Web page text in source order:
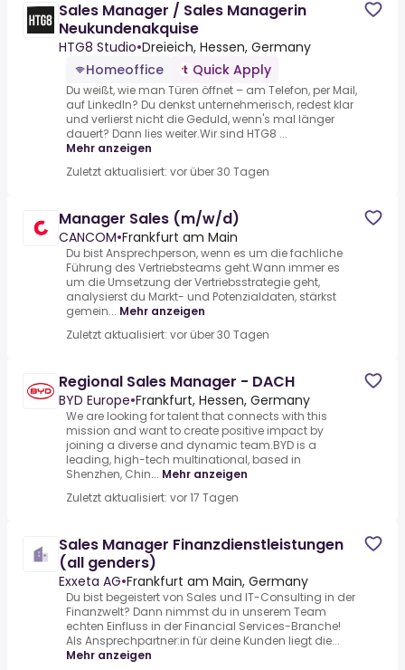
Sales Manager / Sales Managerin
Neukundenakquise
HTG8 Studio•Dreieich, Hessen, Germany
Homeoffice
Quick Apply
Du weißt, wie man Türen öffnet – am Telefon, per Mail,
auf LinkedIn? Du denkst unternehmerisch, redest klar
und verlierst nicht die Geduld, wenn's mal länger
dauert? Dann lies weiter.Wir sind HTG8 ...
Mehr anzeigen
Zuletzt aktualisiert: vor über 30 Tagen
Manager Sales (m/w/d)
CANCOM•Frankfurt am Main
Du bist Ansprechperson, wenn es um die fachliche
Führung des Vertriebsteams geht.Wann immer es
um die Umsetzung der Vertriebsstrategie geht,
analysierst du Markt- und Potenzialdaten, stärkst
gemein... Mehr anzeigen
Zuletzt aktualisiert: vor über 30 Tagen
Regional Sales Manager - DACH
BYD Europe•Frankfurt, Hessen, Germany
We are looking for talent that connects with this
mission and want to create positive impact by
joining a diverse and dynamic team.BYD is a
leading, high-tech multinational, based in
Shenzhen, Chin... Mehr anzeigen
Zuletzt aktualisiert: vor 17 Tagen
Sales Manager Finanzdienstleistungen
(all genders)
Exxeta AG•Frankfurt am Main, Germany
Du bist begeistert von Sales und IT-Consulting in der
Finanzwelt? Dann nimmst du in unserem Team
echten Einfluss in der Financial Services-Branche!
Als Ansprechpartner:in für deine Kunden liegt die...
Mehr anzeigen